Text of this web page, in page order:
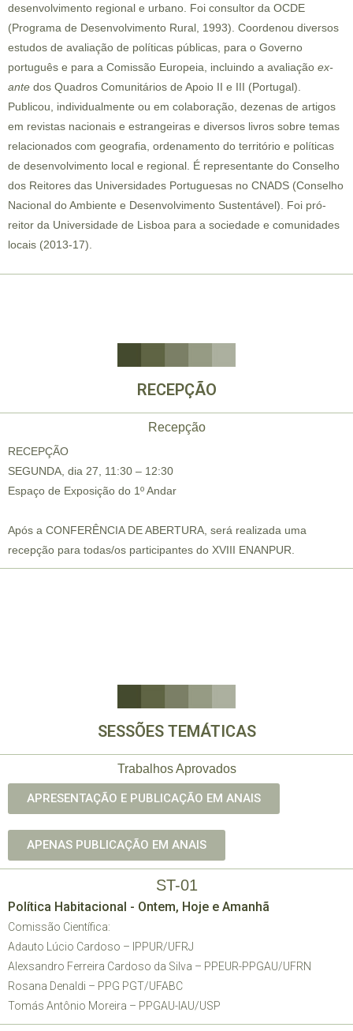
desenvolvimento regional e urbano. Foi consultor da OCDE
(Programa de Desenvolvimento Rural, 1993). Coordenou diversos
estudos de avaliação de políticas públicas, para o Governo
português e para a Comissão Europeia, incluindo a avaliação ex-
ante dos Quadros Comunitários de Apoio II e III (Portugal).
Publicou, individualmente ou em colaboração, dezenas de artigos
em revistas nacionais e estrangeiras e diversos livros sobre temas
relacionados com geografia, ordenamento do território e políticas
de desenvolvimento local e regional. É representante do Conselho
dos Reitores das Universidades Portuguesas no CNADS (Conselho
Nacional do Ambiente e Desenvolvimento Sustentável). Foi pró-
reitor da Universidade de Lisboa para a sociedade e comunidades
locais (2013-17).
RECEPÇÃO
Recepção
RECEPÇÃO
SEGUNDA, dia 27, 11:30 – 12:30
Espaço de Exposição do 1º Andar
Após a CONFERÊNCIA DE ABERTURA, será realizada uma
recepção para todas/os participantes do XVIII ENANPUR.
SESSÕES TEMÁTICAS
Trabalhos Aprovados
APRESENTAÇÃO E PUBLICAÇÃO EM ANAIS
APENAS PUBLICAÇÃO EM ANAIS
ST-01
Política Habitacional - Ontem, Hoje e Amanhã
Comissão Científica:
Adauto Lúcio Cardoso – IPPUR/UFRJ
Alexsandro Ferreira Cardoso da Silva – PPEUR-PPGAU/UFRN
Rosana Denaldi – PPG PGT/UFABC
Tomás Antônio Moreira – PPGAU-IAU/USP